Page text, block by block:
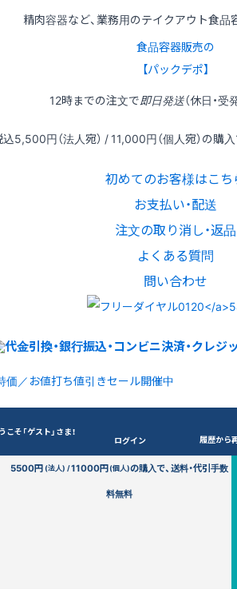
精肉容器など、業務用のテイクアウト食品
食品容器販売の
【パックデポ】
12時までの注文で即日発送（休日・受
込5,500円（法人宛） / 11,000円（個人宛）の購入
初めてのお客様はこち
お支払い・配送
注文の取り消し・返品
よくある質問
問い合わせ
価／お値打ち値引きセール開催中
こそ「ゲスト」さま！
ログイン 履歴から
5500円(法人) /11000円(個人)の購入で、送料・代引手数
料無料